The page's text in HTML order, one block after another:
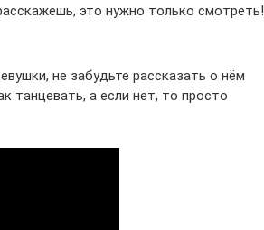
это нужно только смотреть!
не забудьте рассказать о нём
танцевать, а если нет, то просто